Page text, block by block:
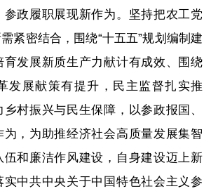
政履职展现新作为。坚持把农工党
紧密结合，围绕“十五五”规划编制建
育发展新质生产力献计有成效、围绕
发展献策有提升，民主监督扎实推
村振兴与民生保障，以参政报国、
为，为助推经济社会高质量发展集智
伍和廉洁作风建设，自身建设迈上新
实中共中央关于中国特色社会主义参